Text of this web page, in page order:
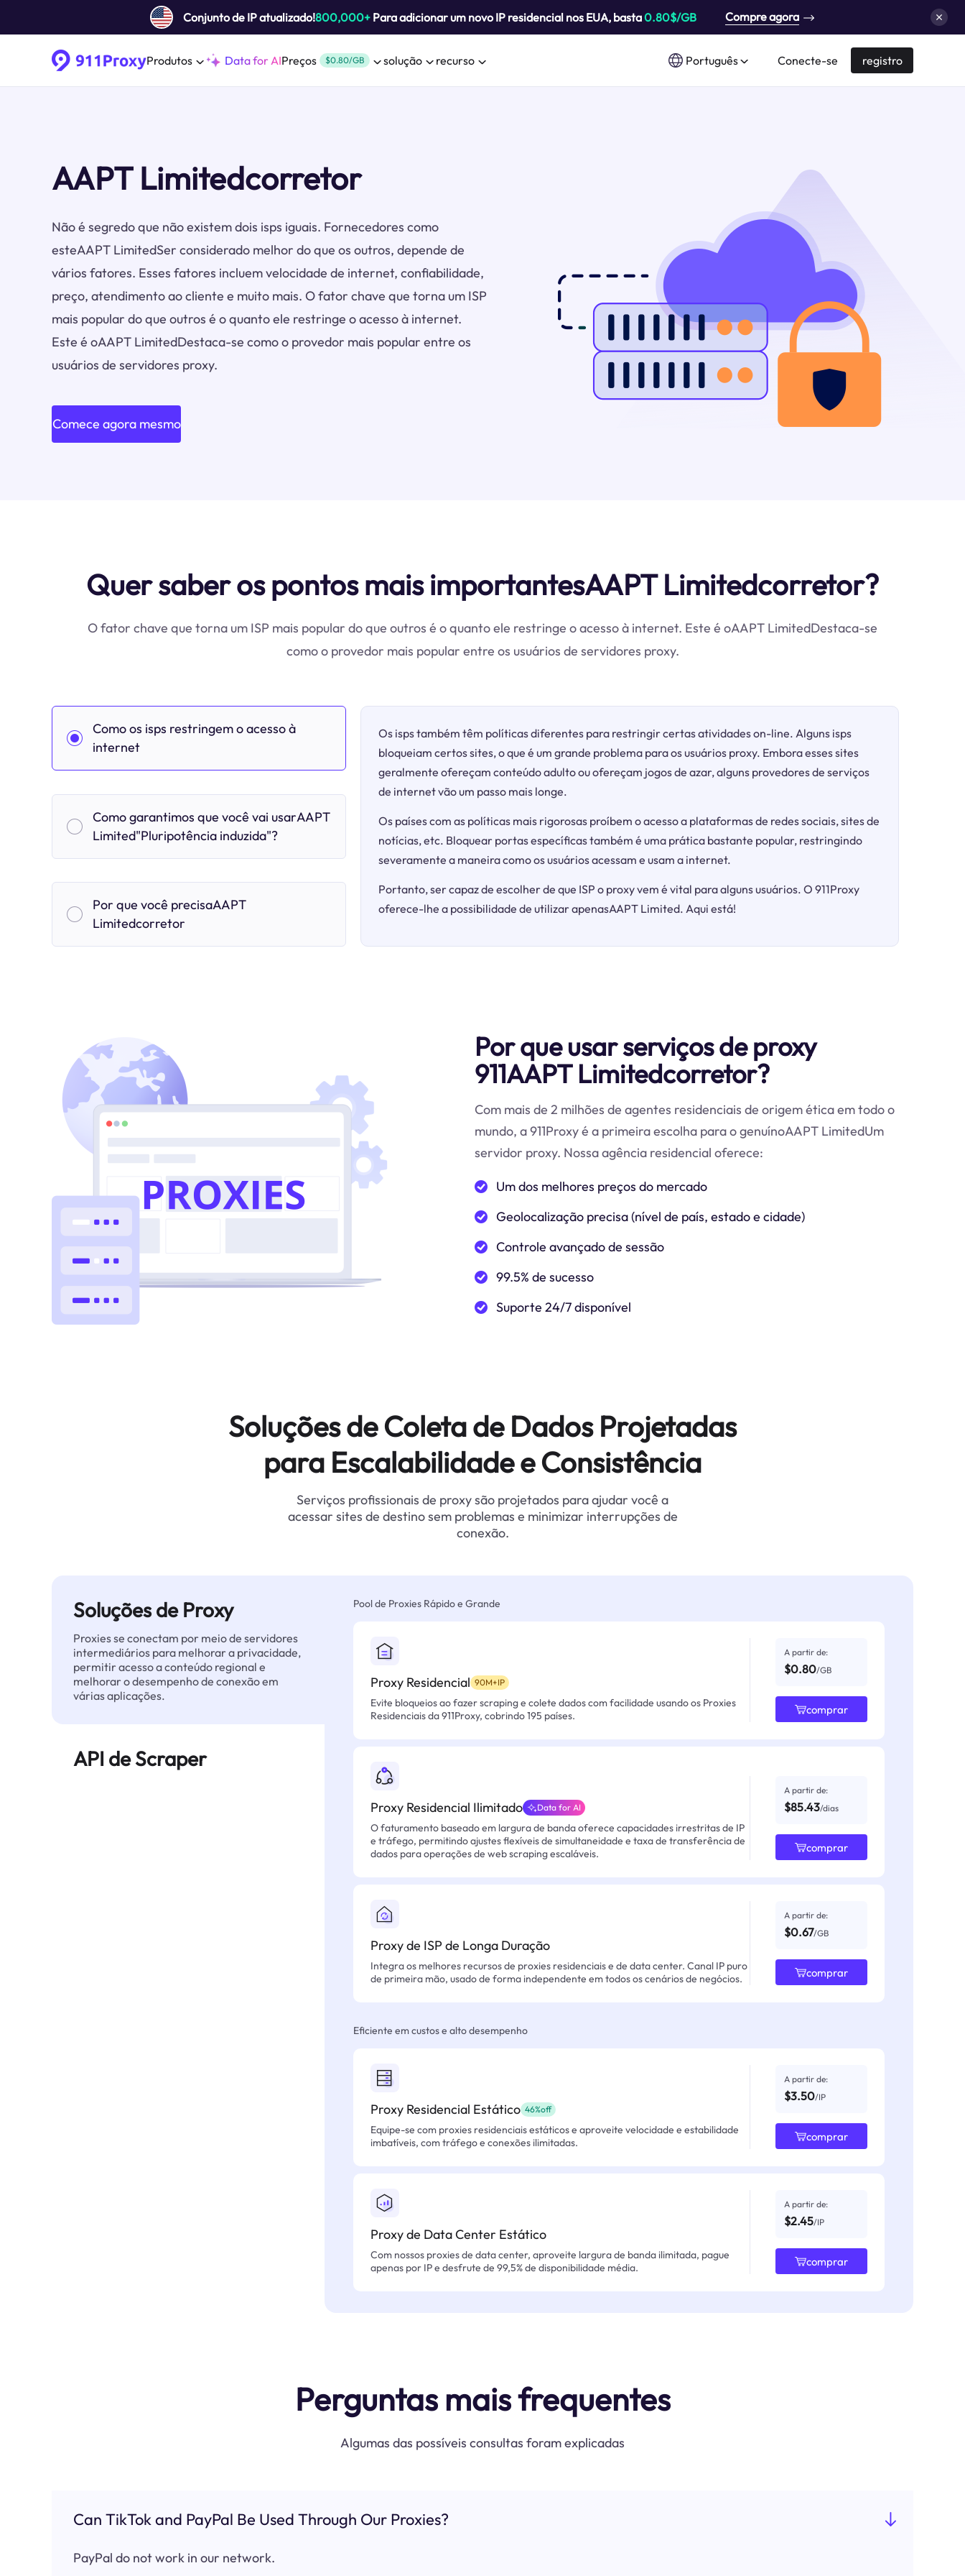
Conjunto de IP atualizado!800,000+ Para adicionar um novo IP residencial nos EUA, basta0.80$/GB Compre agora
Produtos Data for AIPreços $0.80/GB solução recurso Português Conecte-se registro
AAPT Limitedcorretor
Não é segredo que não existem dois isps iguais. Fornecedores como
esteAAPT LimitedSer considerado melhor do que os outros, depende de
vários fatores. Esses fatores incluem velocidade de internet, confiabilidade,
preço, atendimento ao cliente e muito mais. O fator chave que torna um ISP
mais popular do que outros é o quanto ele restringe o acesso à internet.
Este é oAAPT LimitedDestaca-se como o provedor mais popular entre os
usuários de servidores proxy.
Comece agora mesmo
Quer saber os pontos mais importantesAAPT Limitedcorretor?
O fator chave que torna um ISP mais popular do que outros é o quanto ele restringe o acesso à internet. Este é oAAPT LimitedDestaca-se
como o provedor mais popular entre os usuários de servidores proxy.
Como os isps restringem o acesso à
internet
Como garantimos que você vai usarAAPT
Limited"Pluripotência induzida"?
Por que você precisaAAPT
Limitedcorretor
Os isps também têm políticas diferentes para restringir certas atividades on-line. Alguns isps
bloqueiam certos sites, o que é um grande problema para os usuários proxy. Embora esses sites
geralmente ofereçam conteúdo adulto ou ofereçam jogos de azar, alguns provedores de serviços
de internet vão um passo mais longe.
Os países com as políticas mais rigorosas proíbem o acesso a plataformas de redes sociais, sites de
notícias, etc. Bloquear portas específicas também é uma prática bastante popular, restringindo
severamente a maneira como os usuários acessam e usam a internet.
Portanto, ser capaz de escolher de que ISP o proxy vem é vital para alguns usuários. O 911Proxy
oferece-lhe a possibilidade de utilizar apenasAAPT Limited. Aqui está!
Por que usar serviços de proxy
911AAPT Limitedcorretor?
Com mais de 2 milhões de agentes residenciais de origem ética em todo o
mundo, a 911Proxy é a primeira escolha para o genuínoAAPT LimitedUm
servidor proxy. Nossa agência residencial oferece:
Um dos melhores preços do mercado
Geolocalização precisa (nível de país, estado e cidade)
Controle avançado de sessão
99.5% de sucesso
Suporte 24/7 disponível
Soluções de Coleta de Dados Projetadas
para Escalabilidade e Consistência
Serviços profissionais de proxy são projetados para ajudar você a
acessar sites de destino sem problemas e minimizar interrupções de
conexão.
Soluções de Proxy
Proxies se conectam por meio de servidores
intermediários para melhorar a privacidade,
permitir acesso a conteúdo regional e
melhorar o desempenho de conexão em
várias aplicações.
API de Scraper
Pool de Proxies Rápido e Grande
Proxy Residencial 90M+IP
Evite bloqueios ao fazer scraping e colete dados com facilidade usando os Proxies
Residenciais da 911Proxy, cobrindo 195 países.
A partir de:
$0.80/GB
comprar
Proxy Residencial Ilimitado Data for AI
O faturamento baseado em largura de banda oferece capacidades irrestritas de IP
e tráfego, permitindo ajustes flexíveis de simultaneidade e taxa de transferência de
dados para operações de web scraping escaláveis.
A partir de:
$85.43/dias
comprar
Proxy de ISP de Longa Duração
Integra os melhores recursos de proxies residenciais e de data center. Canal IP puro
de primeira mão, usado de forma independente em todos os cenários de negócios.
A partir de:
$0.67/GB
comprar
Eficiente em custos e alto desempenho
Proxy Residencial Estático 46%off
Equipe-se com proxies residenciais estáticos e aproveite velocidade e estabilidade
imbatíveis, com tráfego e conexões ilimitadas.
A partir de:
$3.50/IP
comprar
Proxy de Data Center Estático
Com nossos proxies de data center, aproveite largura de banda ilimitada, pague
apenas por IP e desfrute de 99,5% de disponibilidade média.
A partir de:
$2.45/IP
comprar
Perguntas mais frequentes
Algumas das possíveis consultas foram explicadas
Can TikTok and PayPal Be Used Through Our Proxies?
PayPal do not work in our network.